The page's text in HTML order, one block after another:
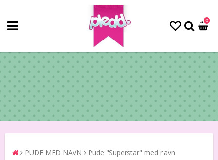
0
PUDE MED NAVN Pude "Superstar" med navn